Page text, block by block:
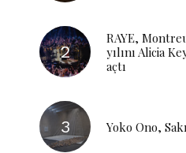
RAYE,
yılını Alicia
açtı
Yoko Ono,